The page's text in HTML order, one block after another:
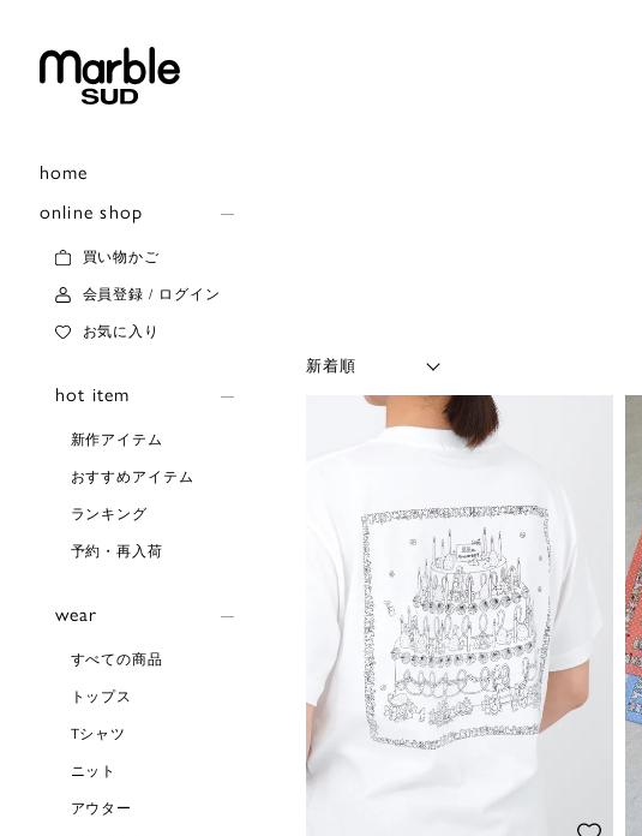
home
online shop
買い物かご
会員登録 / ログイン
お気に入り
hot item
新作アイテム
おすすめアイテム
ランキング
予約・再入荷
wear
すべての商品
トップス
Tシャツ
ニット
アウター